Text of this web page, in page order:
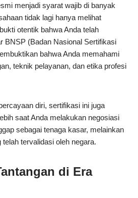
menjadi syarat wajib di banyak
tidak lagi hanya melihat
otentik bahwa Anda telah
BNSP (Badan Nasional Sertifikasi
bahwa Anda memahami
teknik pelayanan, dan etika profesi
diri, sertifikasi ini juga
saat Anda melakukan negosiasi
sebagai tenaga kasar, melainkan
tervalidasi oleh negara.
di Era